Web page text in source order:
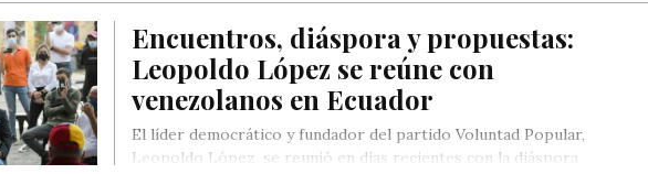
Encuentros, diáspora y propuestas:
Leopoldo López se reúne con
venezolanos en Ecuador
El líder democrático y fundador del partido Voluntad Popular,
Leopoldo López, se reunió en días recientes con la diáspora